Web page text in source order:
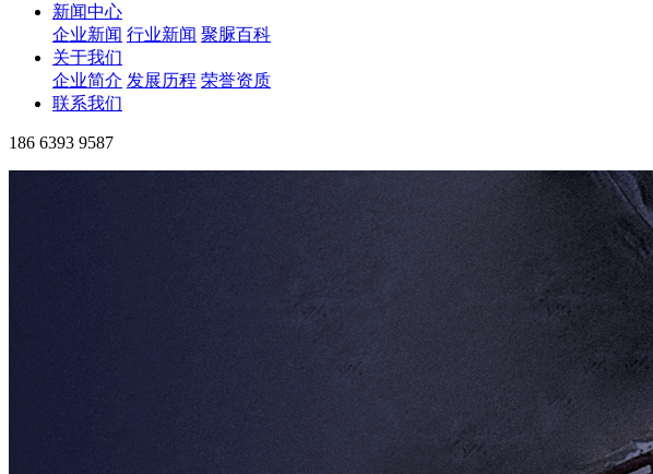
新闻中心
企业新闻 行业新闻 聚脲百科
关于我们
企业简介 发展历程 荣誉资质
联系我们
186 6393 9587